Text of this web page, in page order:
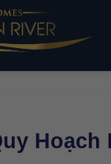
Hoạch